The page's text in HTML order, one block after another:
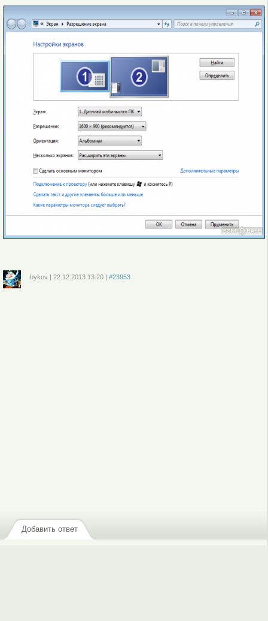
bykov| 22.12.2013 13:20| #23953
Добавить ответ